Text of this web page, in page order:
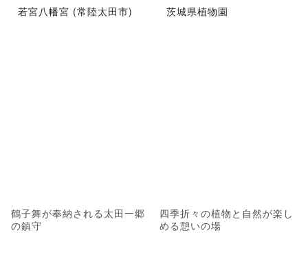
若宮八幡宮 (常陸太田市)
鶴子舞が奉納される太田一郷
の鎮守
茨城県植物園
四季折々の植物と自然が楽し
める憩いの場